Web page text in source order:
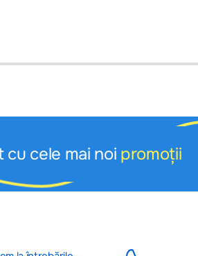
cu cele mai noi promoții